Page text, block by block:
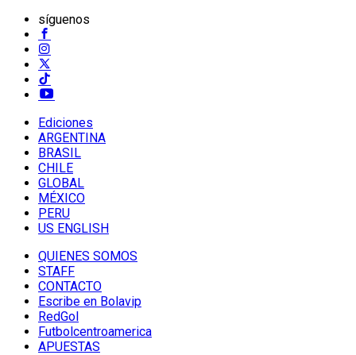
síguenos
Ediciones
ARGENTINA
BRASIL
CHILE
GLOBAL
MÉXICO
PERU
US ENGLISH
QUIENES SOMOS
STAFF
CONTACTO
Escribe en Bolavip
RedGol
Futbolcentroamerica
APUESTAS